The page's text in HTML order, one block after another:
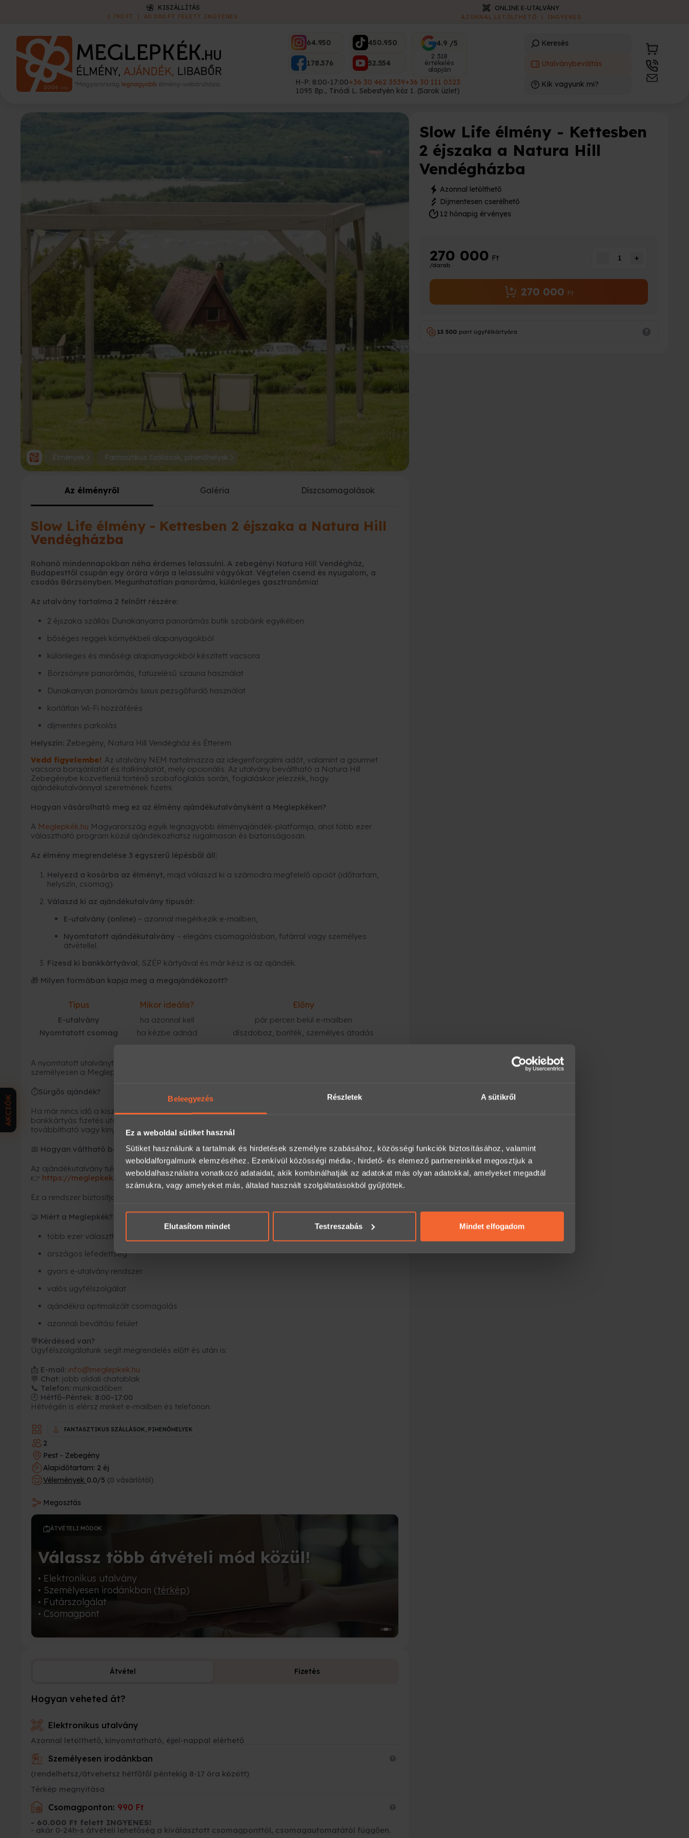
Beleegyezés Részletek A sütikről
Ez a weboldal sütiket használ
Sütiket használunk a tartalmak és hirdetések személyre szabásához, közösségi funkciók biztosításához, valamint
weboldalforgalmunk elemzéséhez. Ezenkívül közösségi média-, hirdető- és elemező partnereinkkel megosztjuk a
weboldalhasználatra vonatkozó adataidat, akik kombinálhatják az adatokat más olyan adatokkal, amelyeket megadtál
számukra, vagy amelyeket más, általad használt szolgáltatásokból gyűjtöttek.
Elutasítom mindet Testreszabás Mindet elfogadom
KISZÁLLÍTÁS
1 790 FT 60 000 FT FELETT INGYENES
ONLINE E-UTALVÁNY
AZONNAL LETÖLTHETŐ INGYENES
64.950
178.376
450.950
52.554
4.9 /5
2 318
értékelés
alapján
H-P: 8:00-17:00+36 30 462 3539+36 30 111 0323
1095 Bp., Tinódi L. Sebestyén köz 1. (Sarok üzlet)
Keresés
Utalványbeváltás
Kik vagyunk mi?
Élmények Fantasztikus Szállások, pihenőhelyek
Az élményről Galéria Díszcsomagolások
Slow Life élmény - Kettesben 2 éjszaka a Natura Hill
Vendégházba
Rohanó mindennapokban néha érdemes lelassulni. A zebegényi Natura Hill Vendégház,
Budapesttől csupán egy órára várja a lelassulni vágyókat. Végtelen csend és nyugalom, a
csodás Börzsönyben. Megunhatatlan panoráma, különleges gasztronómia!
Az utalvány tartalma 2 felnőtt részére:
2 éjszaka szállás Dunakanyarra panorámás butik szobáink egyikében
bőséges reggeli környékbeli alapanyagokból
különleges és minőségi alapanyagokból készített vacsora
Börzsönyre panorámás, fatüzelésű szauna használat
Dunakanyari panorámás luxus pezsgőfürdő használat
korlátlan Wi-Fi hozzáférés
díjmentes parkolás
Helyszín: Zebegény, Natura Hill Vendégház és Étterem
Vedd figyelembe! Az utalvány NEM tartalmazza az idegenforgalmi adót, valamint a gourmet
vacsora borajánlatát és italkínálatát, mely opcionális. Az utalvány beváltható a Natura Hill
Zebegénybe közvetlenül történő szobafoglalás során, foglaláskor jelezzék, hogy
ajándékutalvánnyal szeretnének fizetni.
Hogyan vásárolható meg ez az élmény ajándékutalványként a Meglepkéken?
A Meglepkék.hu Magyarország egyik legnagyobb élményajándék-platformja, ahol több ezer
választható program közül ajándékozhatsz rugalmasan és biztonságosan.
Az élmény megrendelése 3 egyszerű lépésből áll:
Helyezd a kosárba az élményt, majd válaszd ki a számodra megfelelő opciót (időtartam,
helyszín, csomag).
Válaszd ki az ajándékutalvány típusát:
E-utalvány (online) – azonnal megérkezik e-mailben,
Nyomtatott ajándékutalvány – elegáns csomagolásban, futárral vagy személyes
átvétellel.
Fizesd ki bankkártyával, SZÉP kártyával és már kész is az ajándék.
🎁 Milyen formában kapja meg a megajándékozott?
Típus Mikor ideális? Előny
E-utalvány ha azonnal kell
pár percen belül e-mailben
Nyomtatott csomag
ha kézbe adnád díszdoboz, boríték, személyes átadás
A nyomtatott utalványt kollégáink becsomagolják, és futárral kiszállítják, vagy átveheted
személyesen a Meglepkék irodájában.
⏱Sürgős ajándék?
Ha már nincs idő a kiszállításra, aze-utalvány a leggyorsabb megoldás
bankkártyás fizetés után
továbbítható vagy kinyomtatható.
📅 Hogyan váltható be az élmény?
Az ajándékutalvány tulajdonosa azonnal időpontot foglalhat itt:
👉 https://meglepkek.hu/utalvany/bevaltas
Ez a rendszer biztosítja, hogy minden élmény rugalmasan, előre egyeztetve legyen igénybe vehető.
🤝 Miért a Meglepkék?
több ezer választható élmény
országos lefedettség
gyors e-utalvány rendszer
valós ügyfélszolgálat
ajándékra optimalizált csomagolás
azonnali beváltási felület
💬Kérdésed van?
Ügyfélszolgálatunk segít megrendelés előtt és után is:
📩 E-mail: info@meglepkek.hu
💬 Chat: jobb oldali chatablak
📞 Telefon: munkaidőben
🕘 Hétfő–Péntek: 8:00–17:00
Hétvégén is elérsz minket e-mailben és telefonon.
FANTASZTIKUS SZÁLLÁSOK, PIHENŐHELYEK
2
Pest - Zebegény
Alapidőtartam: 2 éj
Vélemények 0.0/5 (0 vásárlótól)
Megosztás
ÁTVÉTELI MÓDOK
Válassz több átvételi mód közül!
• Elektronikus utalvány
• Személyesen irodánkban (térkép)
• Futárszolgálat
• Csomagpont
Átvétel Fizetés
Hogyan veheted át?
Elektronikus utalvány
Azonnal letölthető, kinyomtatható, éjjel-nappal elérhető
Személyesen irodánkban
(rendelhetsz/átvehetsz hétfőtől péntekig 8-17 óra között)
Térkép megnyitása
Csomagponton: 990 Ft
- 60.000 Ft felett INGYENES!
- akár 0-24h-s átvételi lehetőség a kiválasztott csomagponttól, csomagautomatától függően.
Slow Life élmény - Kettesben
2 éjszaka a Natura Hill
Vendégházba
Azonnal letölthető
Díjmentesen cserélhető
12 hónapig érvényes
270 000Ft
/darab
1 +
270 000 Ft
13 500 pont ügyfélkártyára
AKCIÓK